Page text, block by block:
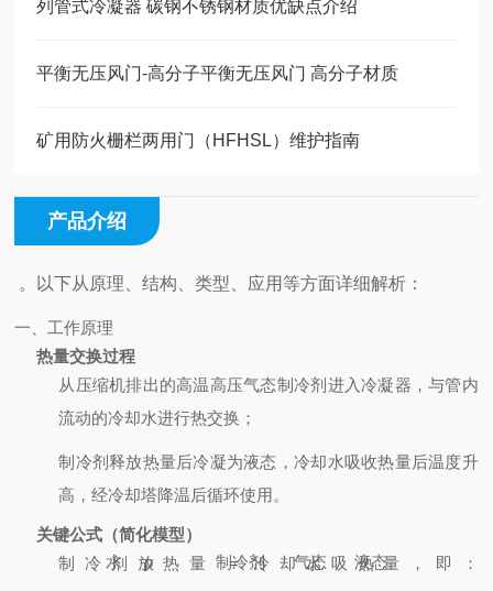
列管式冷凝器 碳钢不锈钢材质优缺点介绍
平衡无压风门-高分子平衡无压风门 高分子材质
矿用防火栅栏两用门（HFHSL）维护指南
产品介绍
。以下从原理、结构、类型、应用等方面详细解析：
一、工作原理
热量交换过程
从压缩机排出的高温高压气态制冷剂进入冷凝器，与管内
流动的冷却水进行热交换；
制冷剂释放热量后冷凝为液态，冷却水吸收热量后温度升
高，经冷却塔降温后循环使用。
关键公式（简化模型）
制冷剂放热量 = 冷却水吸热量，即：
水 p 制冷剂 气态 液态